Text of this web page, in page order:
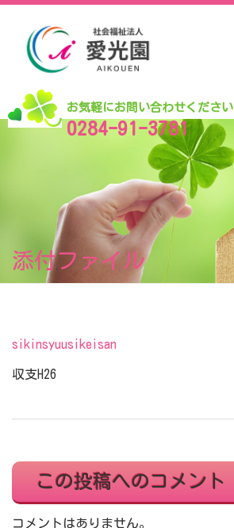
お気軽にお問い合わせください
0284-91-3781
添付ファイル
sikinsyuusikeisan
収支H26
この投稿へのコメント
コメントはありません。